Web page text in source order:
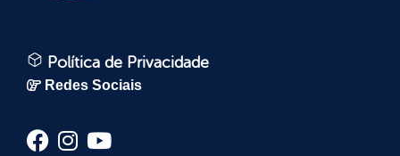
Política de Privacidade
Redes Sociais